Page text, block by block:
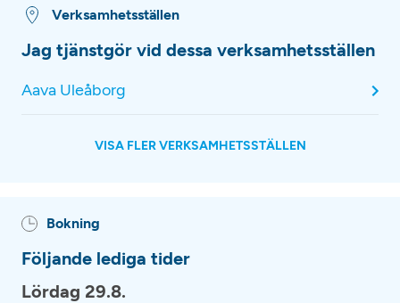
Verksamhetsställen
Jag tjänstgör vid dessa verksamhetsställen
Aava Uleåborg
VISA FLER VERKSAMHETSSTÄLLEN
Bokning
Följande lediga tider
Lördag 29.8.